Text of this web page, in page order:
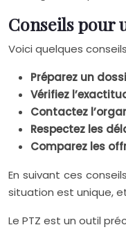
Conseils pour
Voici quelques
Préparez un
Vérifiez
Contactez
Respectez les
Comparez les
En suivant ces
situation est unique,
Le PTZ est un outil